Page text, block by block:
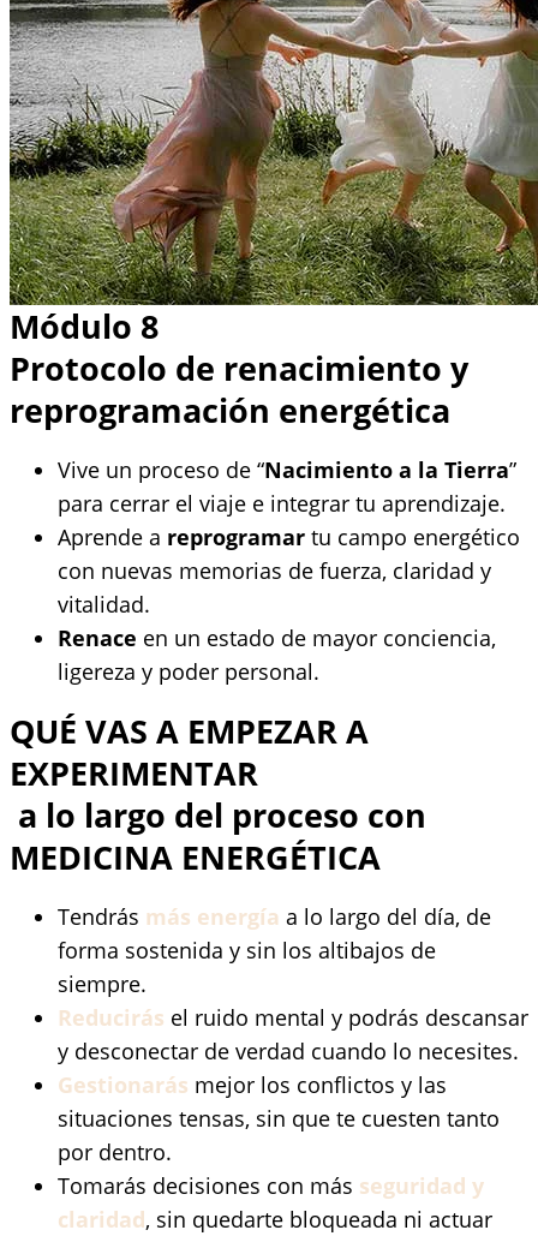
Módulo 8
Protocolo de renacimiento y
reprogramación energética
Vive un proceso de “Nacimiento a la Tierra”
para cerrar el viaje e integrar tu aprendizaje.
Aprende a reprogramar tu campo energético
con nuevas memorias de fuerza, claridad y
vitalidad.
Renace en un estado de mayor conciencia,
ligereza y poder personal.
QUÉ VAS A EMPEZAR A
EXPERIMENTAR
a lo largo del proceso con
MEDICINA ENERGÉTICA
Tendrás más energía a lo largo del día, de
forma sostenida y sin los altibajos de
siempre.
Reducirás el ruido mental y podrás descansar
y desconectar de verdad cuando lo necesites.
Gestionarás mejor los conflictos y las
situaciones tensas, sin que te cuesten tanto
por dentro.
Tomarás decisiones con más seguridad y
claridad, sin quedarte bloqueada ni actuar